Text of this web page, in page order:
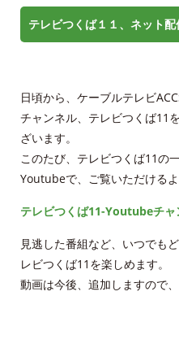
テレビつくば１１、ネット配
日頃から、ケーブルテレビ
チャンネル、テレビつくば11
ざいます。
このたび、テレビつくば11の
Youtubeで、ご覧いただけるよ
テレビつくば11-Youtubeチャ
見逃した番組など、いつでも
レビつくば11を楽しめます。
動画は今後、追加しますので
auお客様サポート
サービスエリア
利用料金
工事内容
契約約款
よくある質問と答え